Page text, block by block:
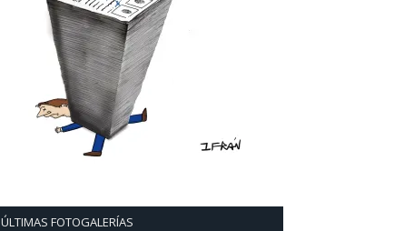
ÚLTIMAS FOTOGALERÍAS